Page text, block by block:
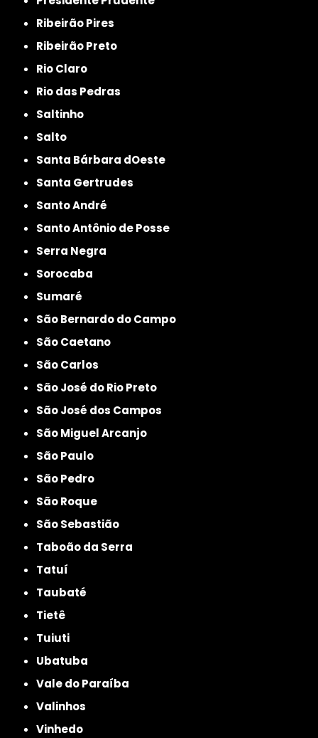
Ribeirão Pires
Ribeirão Preto
Rio Claro
Rio das Pedras
Saltinho
Salto
Santa Bárbara dOeste
Santa Gertrudes
Santo André
Santo Antônio de Posse
Serra Negra
Sorocaba
Sumaré
São Bernardo do Campo
São Caetano
São Carlos
São José do Rio Preto
São José dos Campos
São Miguel Arcanjo
São Paulo
São Pedro
São Roque
São Sebastião
Taboão da Serra
Tatuí
Taubaté
Tietê
Tuiuti
Ubatuba
Vale do Paraíba
Valinhos
Vinhedo